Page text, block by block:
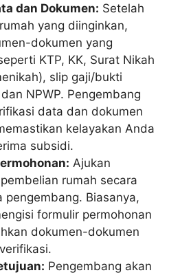
dan Dokumen: Setelah
yang diinginkan,
dokumen yang
KTP, KK, Surat Nikah
slip gaji/bukti
NPWP. Pengembang
data dan dokumen
kelayakan Anda
subsidi.
Ajukan
rumah secara
pengembang. Biasanya,
formulir permohonan
dokumen-dokumen
Pengembang akan